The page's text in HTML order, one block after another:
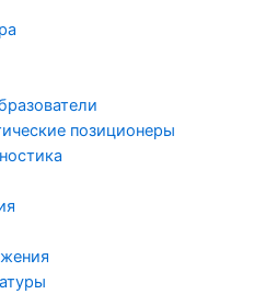
позиционеры